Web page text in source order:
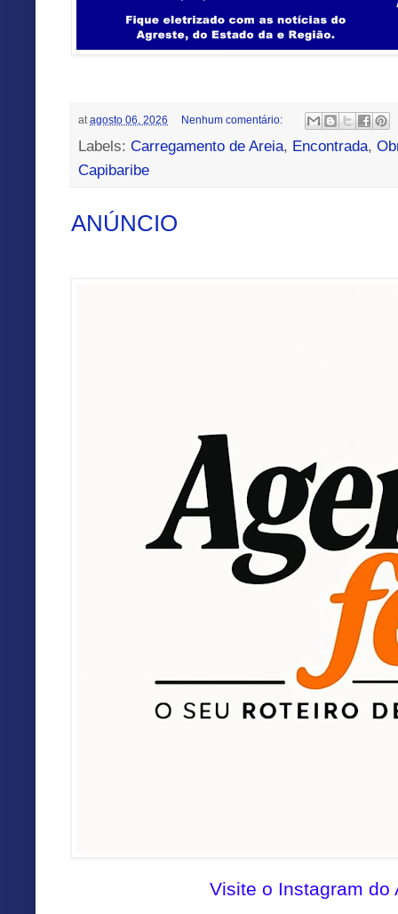
at agosto 06, 2026 Nenhum comentário:
Labels: Carregamento de Areia, Encontrada,
Capibaribe
ANÚNCIO
Visite o Instagram do